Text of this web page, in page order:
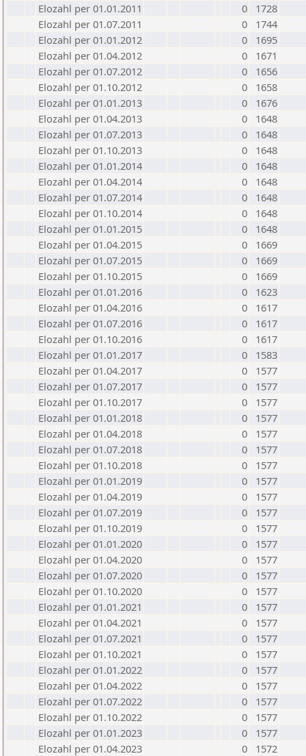
Elozahl per 01.01.2011
0
1728
Elozahl per 01.07.2011
0
1744
Elozahl per 01.01.2012
0
1695
Elozahl per 01.04.2012
0
1671
Elozahl per 01.07.2012
0
1656
Elozahl per 01.10.2012
0
1658
Elozahl per 01.01.2013
0
1676
Elozahl per 01.04.2013
0
1648
Elozahl per 01.07.2013
0
1648
Elozahl per 01.10.2013
0
1648
Elozahl per 01.01.2014
0
1648
Elozahl per 01.04.2014
0
1648
Elozahl per 01.07.2014
0
1648
Elozahl per 01.10.2014
0
1648
Elozahl per 01.01.2015
0
1648
Elozahl per 01.04.2015
0
1669
Elozahl per 01.07.2015
0
1669
Elozahl per 01.10.2015
0
1669
Elozahl per 01.01.2016
0
1623
Elozahl per 01.04.2016
0
1617
Elozahl per 01.07.2016
0
1617
Elozahl per 01.10.2016
0
1617
Elozahl per 01.01.2017
0
1583
Elozahl per 01.04.2017
0
1577
Elozahl per 01.07.2017
0
1577
Elozahl per 01.10.2017
0
1577
Elozahl per 01.01.2018
0
1577
Elozahl per 01.04.2018
0
1577
Elozahl per 01.07.2018
0
1577
Elozahl per 01.10.2018
0
1577
Elozahl per 01.01.2019
0
1577
Elozahl per 01.04.2019
0
1577
Elozahl per 01.07.2019
0
1577
Elozahl per 01.10.2019
0
1577
Elozahl per 01.01.2020
0
1577
Elozahl per 01.04.2020
0
1577
Elozahl per 01.07.2020
0
1577
Elozahl per 01.10.2020
0
1577
Elozahl per 01.01.2021
0
1577
Elozahl per 01.04.2021
0
1577
Elozahl per 01.07.2021
0
1577
Elozahl per 01.10.2021
0
1577
Elozahl per 01.01.2022
0
1577
Elozahl per 01.04.2022
0
1577
Elozahl per 01.07.2022
0
1577
Elozahl per 01.10.2022
0
1577
Elozahl per 01.01.2023
0
1577
Elozahl per 01.04.2023
0
1572